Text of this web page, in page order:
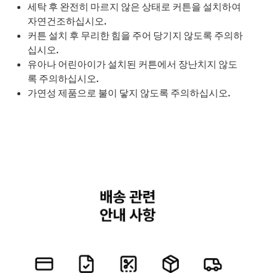
세탁 후 완전히 마르지 않은 상태로 커튼을 설치하여
자연건조하십시오.
커튼 설치 후 무리한 힘을 주어 당기지 않도록 주의하
십시오.
유아나 어린아이가 설치된 커튼에서 장난치지 않도
록 주의하십시오.
가연성 제품으로 불이 닿지 않도록 주의하십시오.